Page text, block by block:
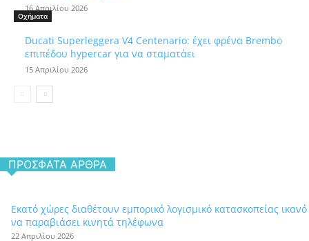
16 Απριλίου 2026
Οχήματα
Ducati Superleggera V4 Centenario: έχει φρένα Brembo
επιπέδου hypercar για να σταματάει
15 Απριλίου 2026
ΠΡΌΣΦΑΤΑ ΆΡΘΡΑ
Εκατό χώρες διαθέτουν εμπορικό λογισμικό κατασκοπείας ικανό
να παραβιάσει κινητά τηλέφωνα
22 Απριλίου 2026